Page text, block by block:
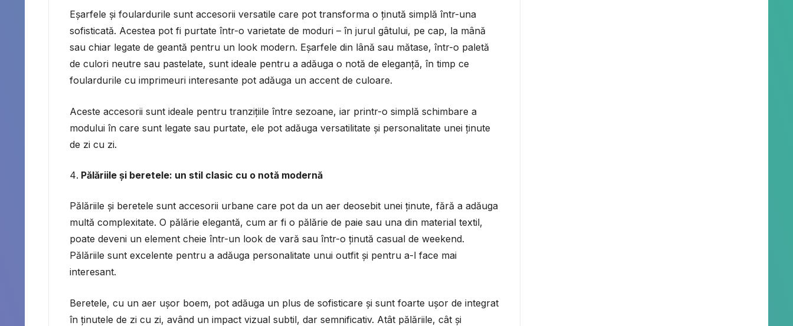
Eșarfele și foulardurile sunt accesorii versatile care pot transforma o ținută simplă într-una
sofisticată. Acestea pot fi purtate într-o varietate de moduri – în jurul gâtului, pe cap, la mână
sau chiar legate de geantă pentru un look modern. Eșarfele din lână sau mătase, într-o paletă
de culori neutre sau pastelate, sunt ideale pentru a adăuga o notă de eleganță, în timp ce
foulardurile cu imprimeuri interesante pot adăuga un accent de culoare.
Aceste accesorii sunt ideale pentru tranzițiile între sezoane, iar printr-o simplă schimbare a
modului în care sunt legate sau purtate, ele pot adăuga versatilitate și personalitate unei ținute
de zi cu zi.
Pălăriile și beretele: un stil clasic cu o notă modernă
Pălăriile și beretele sunt accesorii urbane care pot da un aer deosebit unei ținute, fără a adăuga
multă complexitate. O pălărie elegantă, cum ar fi o pălărie de paie sau una din material textil,
poate deveni un element cheie într-un look de vară sau într-o ținută casual de weekend.
Pălăriile sunt excelente pentru a adăuga personalitate unui outfit și pentru a-l face mai
interesant.
Beretele, cu un aer ușor boem, pot adăuga un plus de sofisticare și sunt foarte ușor de integrat
în ținutele de zi cu zi, având un impact vizual subtil, dar semnificativ. Atât pălăriile, cât și